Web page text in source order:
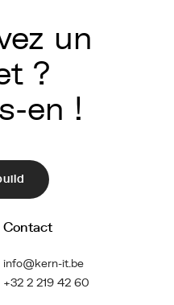
un
?
en !
Contact
info@kern-it.be
+32 2 219 42 60